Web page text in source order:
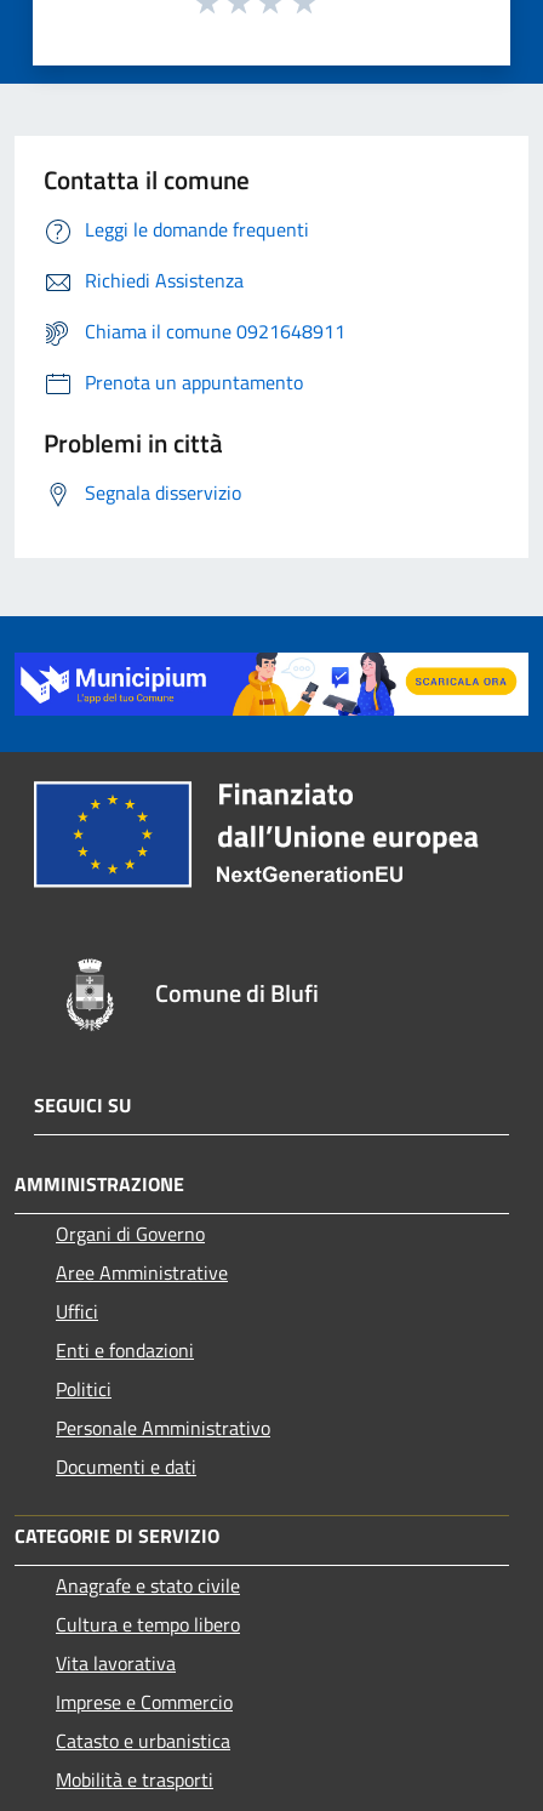
Contatta il comune
Leggi le domande frequenti
Richiedi Assistenza
Chiama il comune 0921648911
Prenota un appuntamento
Problemi in città
Segnala disservizio
Comune di Blufi
SEGUICI SU
AMMINISTRAZIONE
Organi di Governo
Aree Amministrative
Uffici
Enti e fondazioni
Politici
Personale Amministrativo
Documenti e dati
CATEGORIE DI SERVIZIO
Anagrafe e stato civile
Cultura e tempo libero
Vita lavorativa
Imprese e Commercio
Catasto e urbanistica
Mobilità e trasporti